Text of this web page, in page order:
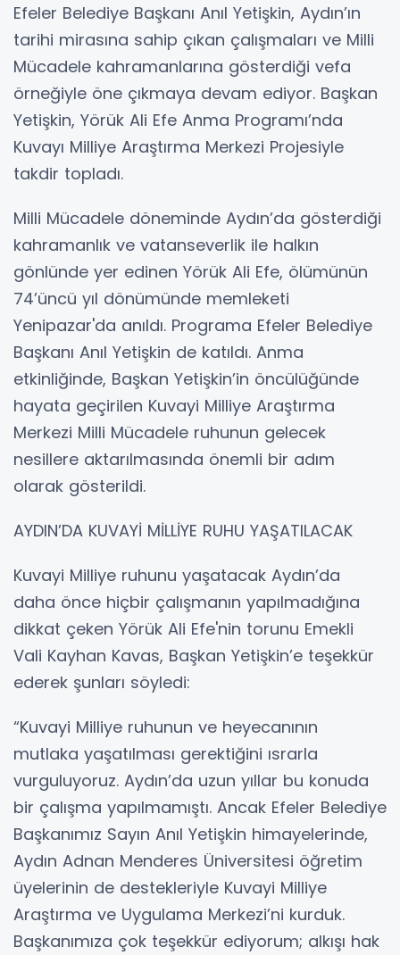
Efeler Belediye Başkanı Anıl Yetişkin, Aydın’ın
tarihi mirasına sahip çıkan çalışmaları ve Milli
Mücadele kahramanlarına gösterdiği vefa
örneğiyle öne çıkmaya devam ediyor. Başkan
Yetişkin, Yörük Ali Efe Anma Programı’nda
Kuvayı Milliye Araştırma Merkezi Projesiyle
takdir topladı.
Milli Mücadele döneminde Aydın’da gösterdiği
kahramanlık ve vatanseverlik ile halkın
gönlünde yer edinen Yörük Ali Efe, ölümünün
74’üncü yıl dönümünde memleketi
Yenipazar'da anıldı. Programa Efeler Belediye
Başkanı Anıl Yetişkin de katıldı. Anma
etkinliğinde, Başkan Yetişkin’in öncülüğünde
hayata geçirilen Kuvayi Milliye Araştırma
Merkezi Milli Mücadele ruhunun gelecek
nesillere aktarılmasında önemli bir adım
olarak gösterildi.
AYDIN’DA KUVAYİ MİLLİYE RUHU YAŞATILACAK
Kuvayi Milliye ruhunu yaşatacak Aydın’da
daha önce hiçbir çalışmanın yapılmadığına
dikkat çeken Yörük Ali Efe'nin torunu Emekli
Vali Kayhan Kavas, Başkan Yetişkin’e teşekkür
ederek şunları söyledi:
“Kuvayi Milliye ruhunun ve heyecanının
mutlaka yaşatılması gerektiğini ısrarla
vurguluyoruz. Aydın’da uzun yıllar bu konuda
bir çalışma yapılmamıştı. Ancak Efeler Belediye
Başkanımız Sayın Anıl Yetişkin himayelerinde,
Aydın Adnan Menderes Üniversitesi öğretim
üyelerinin de destekleriyle Kuvayi Milliye
Araştırma ve Uygulama Merkezi’ni kurduk.
Başkanımıza çok teşekkür ediyorum; alkışı hak